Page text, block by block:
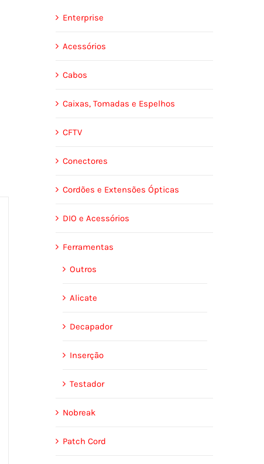
Enterprise
Acessórios
Cabos
Caixas, Tomadas e Espelhos
CFTV
Conectores
Cordões e Extensões Ópticas
DIO e Acessórios
Ferramentas
Outros
Alicate
Decapador
Inserção
Testador
Nobreak
Patch Cord